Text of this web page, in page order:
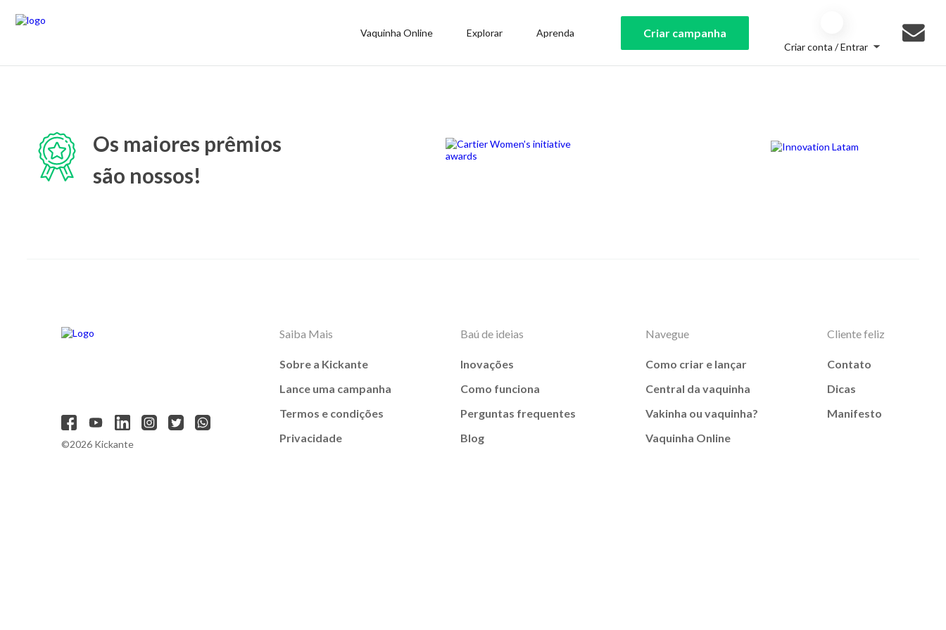
Vaquinha Online Explorar Aprenda Criar campanha
Criar conta / Entrar
Os maiores prêmios
são nossos!
©2026 Kickante
Saiba Mais
Sobre a Kickante
Lance uma campanha
Termos e condições
Privacidade
Baú de ideias
Inovações
Como funciona
Perguntas frequentes
Blog
Navegue
Como criar e lançar
Central da vaquinha
Vakinha ou vaquinha?
Vaquinha Online
Cliente feliz
Contato
Dicas
Manifesto